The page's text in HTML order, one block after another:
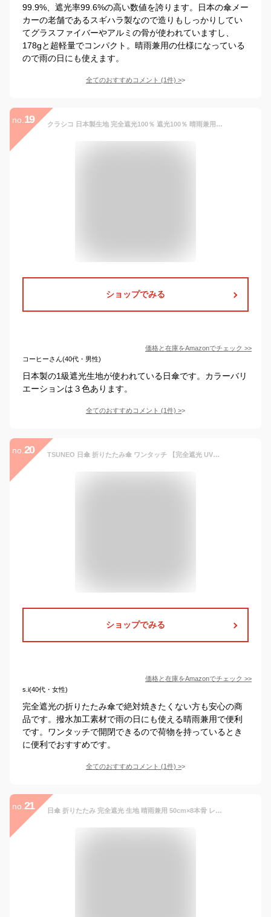
99.9%、遮光率99.6%の高い数値を誇ります。日本の傘メー
カーの老舗であるスギハラ製なので造りもしっかりしてい
てグラスファイバーやアルミの骨が使われていますし、
178gと超軽量でコンパクト。晴雨兼用の仕様になっている
ので雨の日にも使えます。
全てのおすすめコメント (1件) >
no. 19 クラシコ 日本製生地 完全遮光100％ 遮光100％ 晴雨兼用 日傘 uvカット 100% 遮光 紫外線カット ラミネート 1級遮光 レディース 折りたたみ 50cm バンブーハンドル 筒形 (03 ネイビー)
ショップでみる
価格と在庫をAmazonでチェック >>
コーヒーさん(40代・男性)
日本製の1級遮光生地が使われている日傘です。カラーバリ
エーションは３色あります。
全てのおすすめコメント (1件) >
no. 20 TSUNEO 日傘 折りたたみ傘 ワンタッチ 【完全遮光 UVカット率99%】 8本骨 紫外線対策 UPF50+ 軽量 自動開閉 梅雨対策 晴雨兼用 超撥水 折り畳み日傘 レディース メンズ (ブラック)
ショップでみる
価格と在庫をAmazonでチェック >>
s.i(40代・女性)
完全遮光の折りたたみ傘で絶対焼きたくない方も安心の商
品です。撥水加工素材で雨の日にも使える晴雨兼用で便利
です。ワンタッチで開閉できるので荷物を持っているとき
に便利でおすすめです。
全てのおすすめコメント (1件) >
no. 21 日傘 折りたたみ 完全遮光 生地 晴雨兼用 50cm×8本骨 レディース UPF50+ UVカット 遮熱 遮光率100% 1級遮光 ラミネート生地 竹手元 バンブー 折傘 折り畳み 2段 クールプラス 【LIEBEN-0514】 c-ori